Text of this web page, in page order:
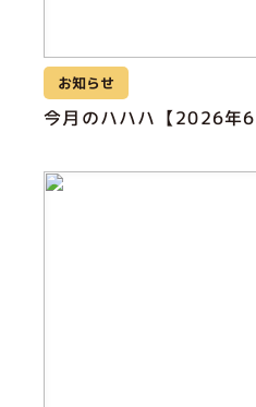
お知らせ
今月のハハハ【2026年6